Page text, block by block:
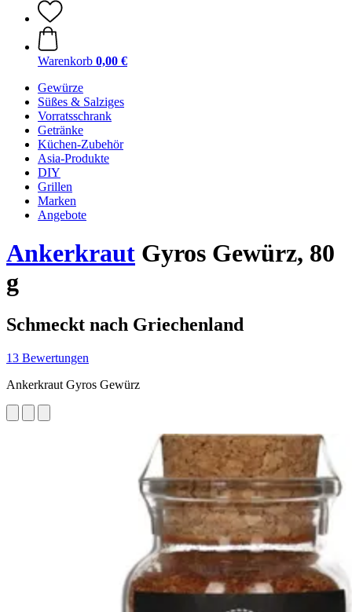
Warenkorb 0,00 €
Gewürze
Süßes & Salziges
Vorratsschrank
Getränke
Küchen-Zubehör
Asia-Produkte
DIY
Grillen
Marken
Angebote
Ankerkraut Gyros Gewürz, 80
g
Schmeckt nach Griechenland
13 Bewertungen
Ankerkraut Gyros Gewürz